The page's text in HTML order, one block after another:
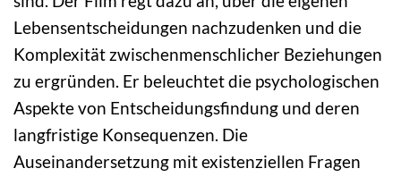
Lebensentscheidungen nachzudenken und die
Komplexität zwischenmenschlicher Beziehungen
zu ergründen. Er beleuchtet die psychologischen
Aspekte von Entscheidungsfindung und deren
langfristige Konsequenzen. Die
Auseinandersetzung mit existenziellen Fragen